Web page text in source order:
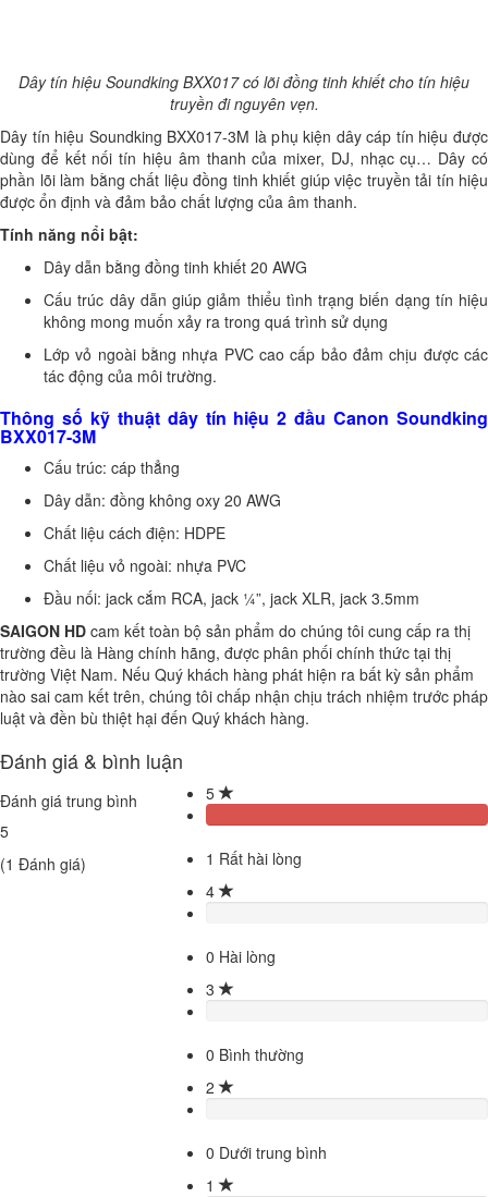
Dây tín hiệu Soundking BXX017 có lõi đồng tinh khiết cho tín hiệu
truyền đi nguyên vẹn.
Dây tín hiệu Soundking BXX017-3M là phụ kiện dây cáp tín hiệu được
dùng để kết nối tín hiệu âm thanh của mixer, DJ, nhạc cụ… Dây có
phần lõi làm bằng chất liệu đồng tinh khiết giúp việc truyền tải tín hiệu
được ổn định và đảm bảo chất lượng của âm thanh.
Tính năng nổi bật:
Dây dẫn bằng đồng tinh khiết 20 AWG
Cấu trúc dây dẫn giúp giảm thiểu tình trạng biến dạng tín hiệu
không mong muốn xảy ra trong quá trình sử dụng
Lớp vỏ ngoài bằng nhựa PVC cao cấp bảo đảm chịu được các
tác động của môi trường.
Thông số kỹ thuật dây tín hiệu 2 đầu Canon Soundking
BXX017-3M
Cấu trúc: cáp thẳng
Dây dẫn: đồng không oxy 20 AWG
Chất liệu cách điện: HDPE
Chất liệu vỏ ngoài: nhựa PVC
Đầu nối: jack cắm RCA, jack ¼”, jack XLR, jack 3.5mm
SAIGON HD cam kết toàn bộ sản phẩm do chúng tôi cung cấp ra thị
trường đều là Hàng chính hãng, được phân phối chính thức tại thị
trường Việt Nam. Nếu Quý khách hàng phát hiện ra bất kỳ sản phẩm
nào sai cam kết trên, chúng tôi chấp nhận chịu trách nhiệm trước pháp
luật và đền bù thiệt hại đến Quý khách hàng.
Đánh giá & bình luận
Đánh giá trung bình
5
(1 Đánh giá)
5
1 Rất hài lòng
4
0 Hài lòng
3
0 Bình thường
2
0 Dưới trung bình
1